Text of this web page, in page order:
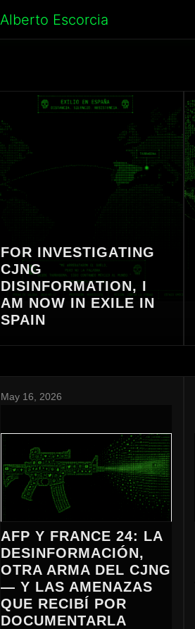
Alberto Escorcia
FOR INVESTIGATING
CJNG
DISINFORMATION, I
AM NOW IN EXILE IN
SPAIN
May 16, 2026
AFP Y FRANCE 24: LA
DESINFORMACIÓN,
OTRA ARMA DEL CJNG
— Y LAS AMENAZAS
QUE RECIBÍ POR
DOCUMENTARLA